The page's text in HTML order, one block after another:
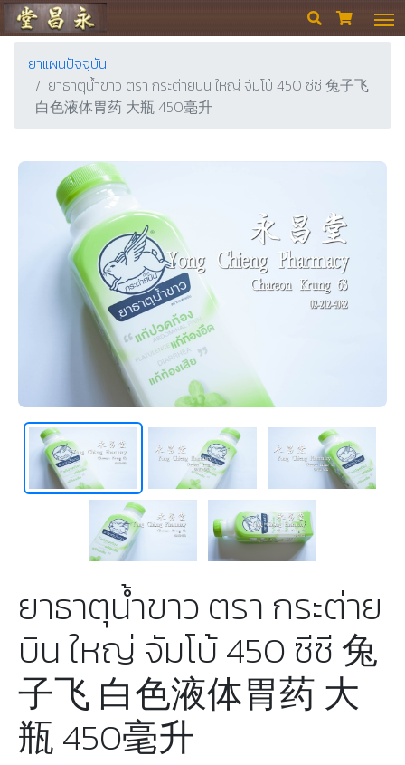
ร้านขายยา ย่งเชียงตึ๊ง  
ยาแผนปัจจุบัน
ยาธาตุน้ำขาว ตรา กระต่ายบิน ใหญ่ จัมโบ้ 450 ซีซี 兔子飞
白色液体胃药 大瓶 450毫升
ยาธาตุน้ำขาว ตรา กระต่าย
บิน ใหญ่ จัมโบ้ 450 ซีซี 兔
子飞 白色液体胃药 大
瓶 450毫升